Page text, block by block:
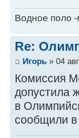
Водное поло
Re:
Игорь » 04
Комиссия
допустила
в
сообщили